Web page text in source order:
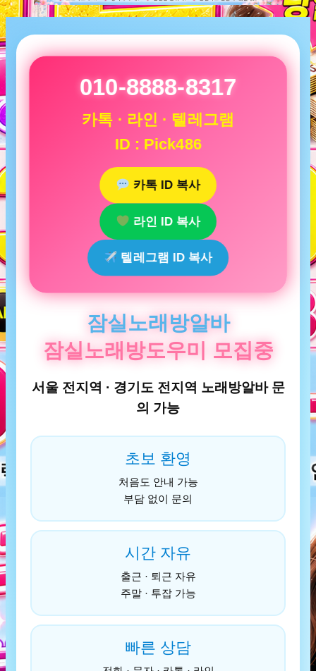
010-8888-8317
카톡 · 라인 · 텔레그램
ID : Pick486
카톡 ID 복사
라인 ID 복사
텔레그램 ID 복사
잠실노래방알바
잠실노래방도우미 모집중
서울 전지역 · 경기도 전지역 노래방알바 문
의 가능
초보 환영
처음도 안내 가능
부담 없이 문의
시간 자유
출근 · 퇴근 자유
주말 · 투잡 가능
빠른 상담